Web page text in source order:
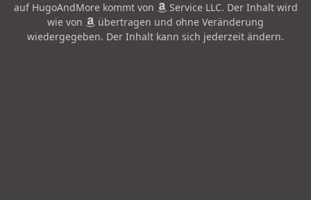
auf HugoAndMore kommt von
Service LLC. Der Inhalt wird
wie von
übertragen und ohne Veränderung
wiedergegeben. Der Inhalt kann sich jederzeit ändern.